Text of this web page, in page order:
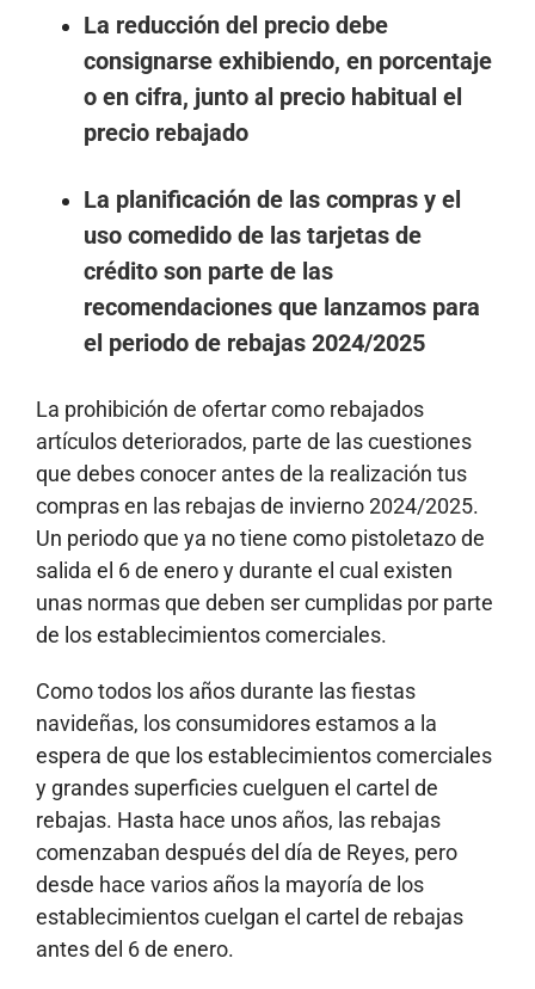
La reducción del precio debe
consignarse exhibiendo, en porcentaje
o en cifra, junto al precio habitual el
precio rebajado
La planificación de las compras y el
uso comedido de las tarjetas de
crédito son parte de las
recomendaciones que lanzamos para
el periodo de rebajas 2024/2025
La prohibición de ofertar como rebajados
artículos deteriorados, parte de las cuestiones
que debes conocer antes de la realización tus
compras en las rebajas de invierno 2024/2025.
Un periodo que ya no tiene como pistoletazo de
salida el 6 de enero y durante el cual existen
unas normas que deben ser cumplidas por parte
de los establecimientos comerciales.
Como todos los años durante las fiestas
navideñas, los consumidores estamos a la
espera de que los establecimientos comerciales
y grandes superficies cuelguen el cartel de
rebajas. Hasta hace unos años, las rebajas
comenzaban después del día de Reyes, pero
desde hace varios años la mayoría de los
establecimientos cuelgan el cartel de rebajas
antes del 6 de enero.